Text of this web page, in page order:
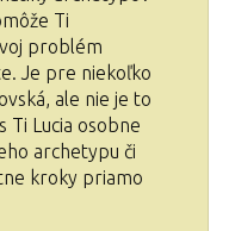
Ti
problém
Je pre niekoľko
ale nie je to
Ti Lucia osobne
archetypu či
kroky priamo